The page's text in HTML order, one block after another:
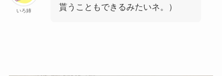
いろ姉
貰うこともできるみたいネ。）